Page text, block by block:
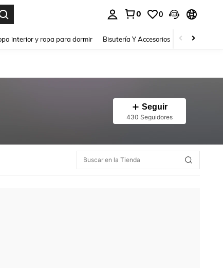
0 0
interior y ropa para dormir Bisutería Y Accesorios Zapatos
Seguir
430 Seguidores